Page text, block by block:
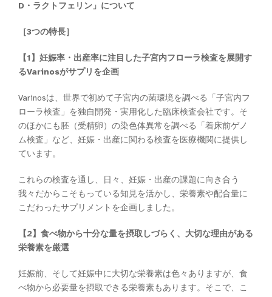
D・ラクトフェリン」について
［3つの特長］
【1】妊娠率・出産率に注目した子宮内フローラ検査を展開す
るVarinosがサプリを企画
Varinosは、世界で初めて子宮内の菌環境を調べる「子宮内フ
ローラ検査」を独自開発・実用化した臨床検査会社です。そ
のほかにも胚（受精卵）の染色体異常を調べる「着床前ゲノ
ム検査」など、妊娠・出産に関わる検査を医療機関に提供し
ています。
これらの検査を通し、日々、妊娠・出産の課題に向き合う
我々だからこそもっている知見を活かし、栄養素や配合量に
こだわったサプリメントを企画しました。
【2】食べ物から十分な量を摂取しづらく、大切な理由がある
栄養素を厳選
妊娠前、そして妊娠中に大切な栄養素は色々ありますが、食
べ物から必要量を摂取できる栄養素もあります。そこで、こ